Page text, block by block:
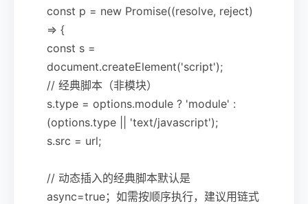
const p = new Promise((resolve, reject)
=> {
const s =
document.createElement('script');
// 经典脚本（非模块）
s.type = options.module ? 'module' :
(options.type || 'text/javascript');
s.src = url;
// 动态插入的经典脚本默认是
async=true；如需按顺序执行，建议用链式